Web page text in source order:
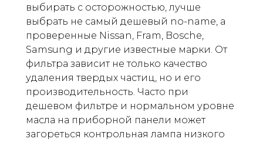
выбирать с осторожностью, лучше
выбрать не самый дешевый no-name, а
проверенные Nissan, Fram, Bosche,
Samsung и другие известные марки. От
фильтра зависит не только качество
удаления твердых частиц, но и его
производительность. Часто при
дешевом фильтре и нормальном уровне
масла на приборной панели может
загореться контрольная лампа низкого